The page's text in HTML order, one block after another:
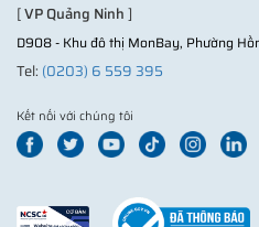
[VP Quảng Ninh]
D908 - Khu đô thị MonBay, Phường
Tel: (0203) 6 559 395
Kết nối với chúng tôi